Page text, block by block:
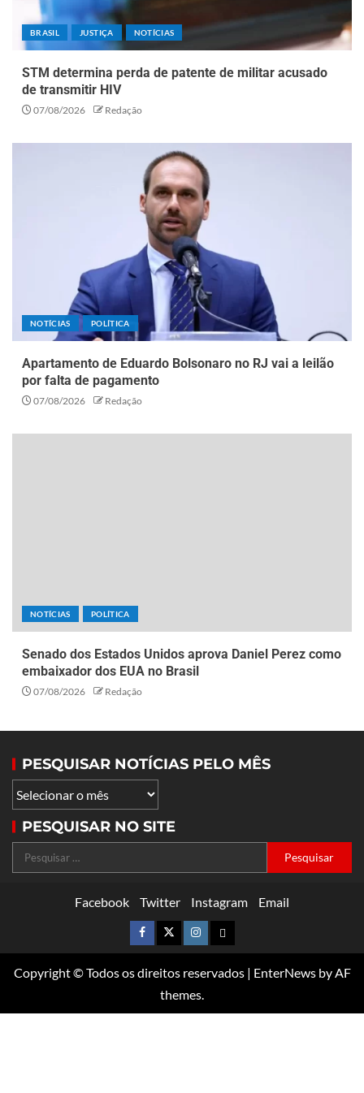
BRASIL JUSTIÇA NOTÍCIAS
STM determina perda de patente de militar acusado
de transmitir HIV
07/08/2026 Redação
NOTÍCIAS POLÍTICA
Apartamento de Eduardo Bolsonaro no RJ vai a leilão
por falta de pagamento
07/08/2026 Redação
NOTÍCIAS POLÍTICA
Senado dos Estados Unidos aprova Daniel Perez como
embaixador dos EUA no Brasil
07/08/2026 Redação
PESQUISAR NOTÍCIAS PELO MÊS
PESQUISAR NO SITE
Facebook Twitter Instagram Email
Copyright © Todos os direitos reservados | EnterNewsby AF
themes.